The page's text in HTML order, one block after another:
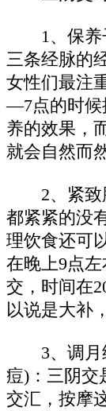
1、保养
三条经脉的
女性们最注
—7点的时候
养的效果，
就会自然而
2、紧致
都紧紧的没
理饮食还可
在晚上9点
交，时间在
以说是大补
3、调月
痘)：三阴交
交汇，按摩